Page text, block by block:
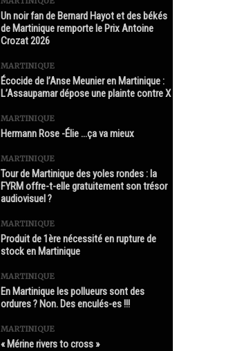
Un noir fan de Bernard Hayot et des békés
de Martinique remporte le Prix Antoine
Crozat 2026
MARTINIQUE
Écocide de l’Anse Meunier en Martinique :
L’Assaupamar dépose une plainte contre X
MARTINIQUE
Hermann Rose -Élie …ça va mieux
MARTINIQUE
Tour de Martinique des yoles rondes : la
FYRM offre-t-elle gratuitement son trésor
audiovisuel ?
MARTINIQUE
Produit de 1ère nécessité en rupture de
stock en Martinique
MARTINIQUE
En Martinique les pollueurs sont des
ordures ? Non. Des enculés-es !!!
MARTINIQUE
« Mérine rivers to cross »